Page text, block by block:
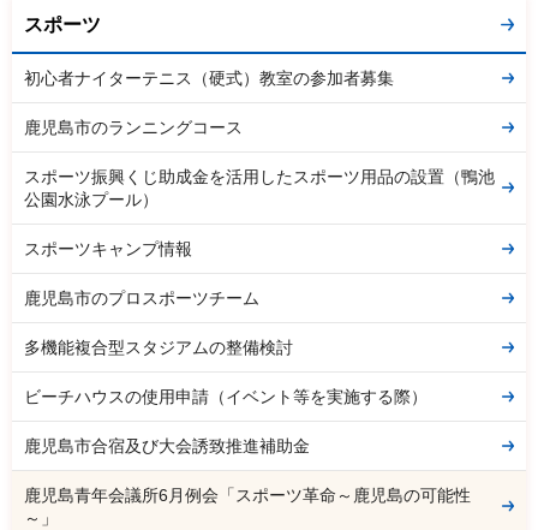
スポーツ
初心者ナイターテニス（硬式）教室の参加者募集
鹿児島市のランニングコース
スポーツ振興くじ助成金を活用したスポーツ用品の設置（鴨池
公園水泳プール）
スポーツキャンプ情報
鹿児島市のプロスポーツチーム
多機能複合型スタジアムの整備検討
ビーチハウスの使用申請（イベント等を実施する際）
鹿児島市合宿及び大会誘致推進補助金
鹿児島青年会議所6月例会「スポーツ革命～鹿児島の可能性
～」